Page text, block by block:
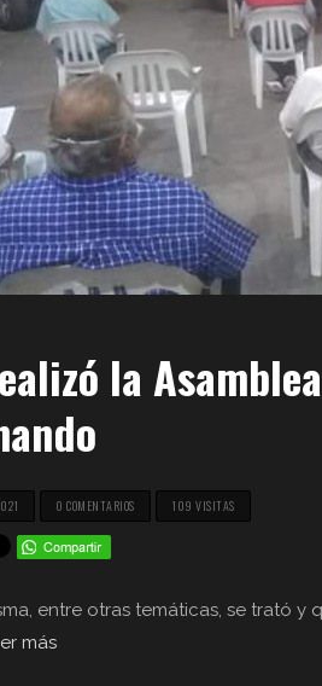
la
0 COMENTARIOS 109 VISITAS
entre otras temáticas, se trató
más